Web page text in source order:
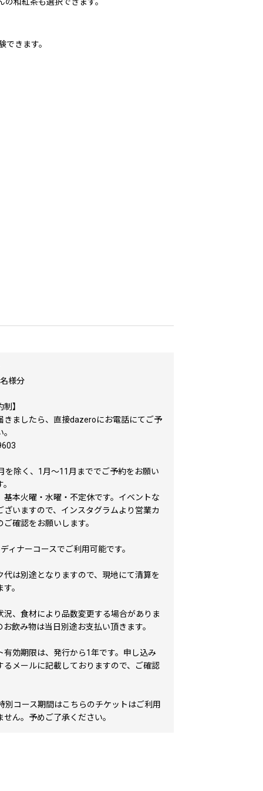
和紅茶も選択できます。
きます。
様分
制】
きましたら、直接dazeroにお電話にてご予
を除く、1月～11月まででご予約をお願い
基本火曜・水曜・不定休です。イベントな
ざいますので、インスタグラムより営業カ
ご確認をお願いします。
ィナーコースでご利用可能です。
は別途となりますので、現地にて清算を
。
、食材により品数変更する場合がありま
お飲み物は当日別途お支払い頂きます。
効期限は、発行から1年です。申し込み
るメールに記載しておりますので、ご確認
別コース期間はこちらのチケットはご利用
せん。予めご了承ください。